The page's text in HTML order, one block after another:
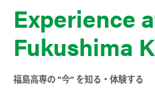
Experience
Fukushima
福島高専の “今” を知る・体験する